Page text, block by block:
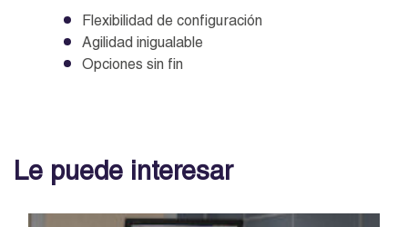
Flexibilidad de configuración
Agilidad inigualable
Opciones sin fin
Le puede interesar